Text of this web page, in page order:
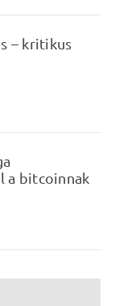
– kritikus
a bitcoinnak